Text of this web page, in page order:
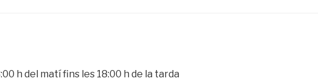
h del matí fins les 18:00 h de la tarda